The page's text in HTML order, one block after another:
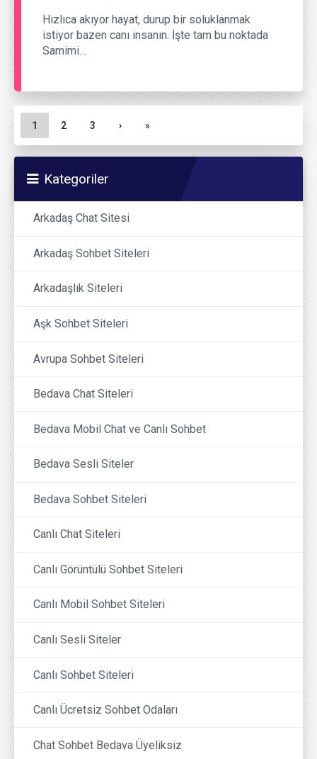
Hızlıca akıyor hayat, durup bir soluklanmak
istiyor bazen canı insanın. İşte tam bu noktada
Samimi…
Sayfa gezinme
Geçerli Sayfa
1 Sayfa
2 Sayfa
3 › »
Kategoriler
Arkadaş Chat Sitesi
Arkadaş Sohbet Siteleri
Arkadaşlık Siteleri
Aşk Sohbet Siteleri
Avrupa Sohbet Siteleri
Bedava Chat Siteleri
Bedava Mobil Chat ve Canlı Sohbet
Bedava Sesli Siteler
Bedava Sohbet Siteleri
Canlı Chat Siteleri
Canlı Görüntülü Sohbet Siteleri
Canlı Mobil Sohbet Siteleri
Canlı Sesli Siteler
Canlı Sohbet Siteleri
Canlı Ücretsiz Sohbet Odaları
Chat Sohbet Bedava Üyeliksiz